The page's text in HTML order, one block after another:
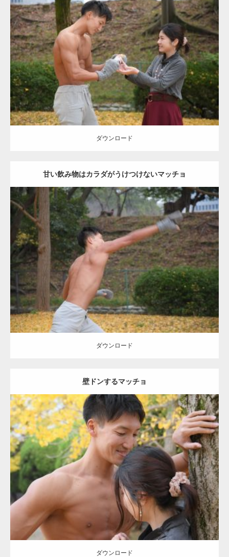
Update:2021.07.8
Category:公園のマッチョ その他 AKIHITO(細マッチョ) 上腕三頭筋
肩
ダウンロード
ダウンロード
甘い飲み物はカラダがうけつけないマッチョ
Update:2021.07.8
Category: 公園のマッチョ その他 AKIHITO(細マッチョ) 背中
ダウンロード
ダウンロード
壁ドンするマッチョ
Update: 2021.07.8
Category:公園のマッチョ その他 AKIHITO(細マッチョ) 大胸筋 肩 腹
筋
ダウンロード
【YouTube】マッチョフリー素材メンバーが
ギネス世界記録…